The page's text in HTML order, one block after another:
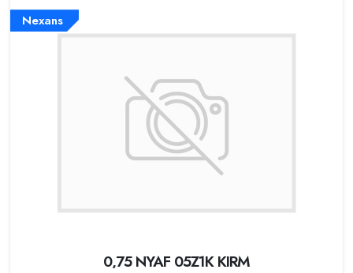
Nexans
0,75 NYAF 05Z1K KIRM